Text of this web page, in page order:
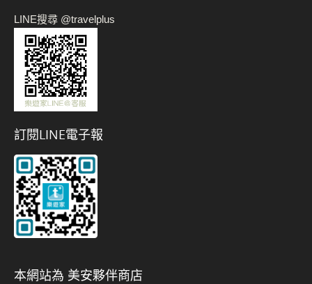
LINE搜尋 @travelplus
訂閱LINE電子報
本網站為 美安夥伴商店